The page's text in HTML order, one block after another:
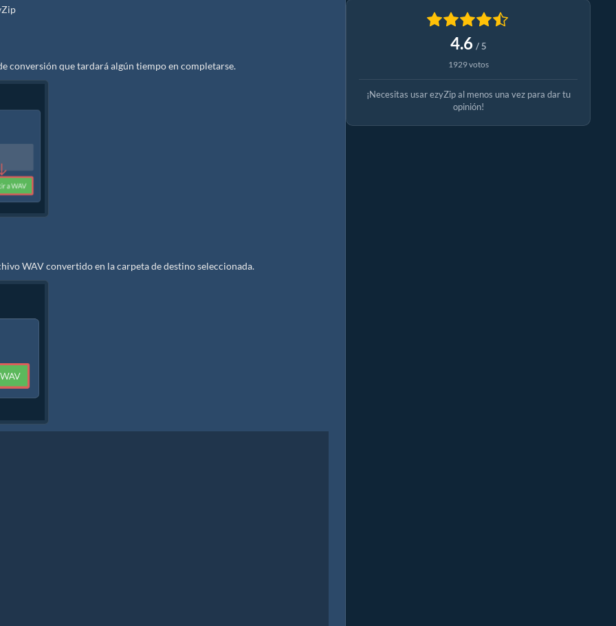
conversión que tardará algún tiempo en completarse.
WAV convertido en la carpeta de destino seleccionada.
4.6 / 5
1929 votos
¡Necesitas usar ezyZip al menos una vez para dar tu
opinión!